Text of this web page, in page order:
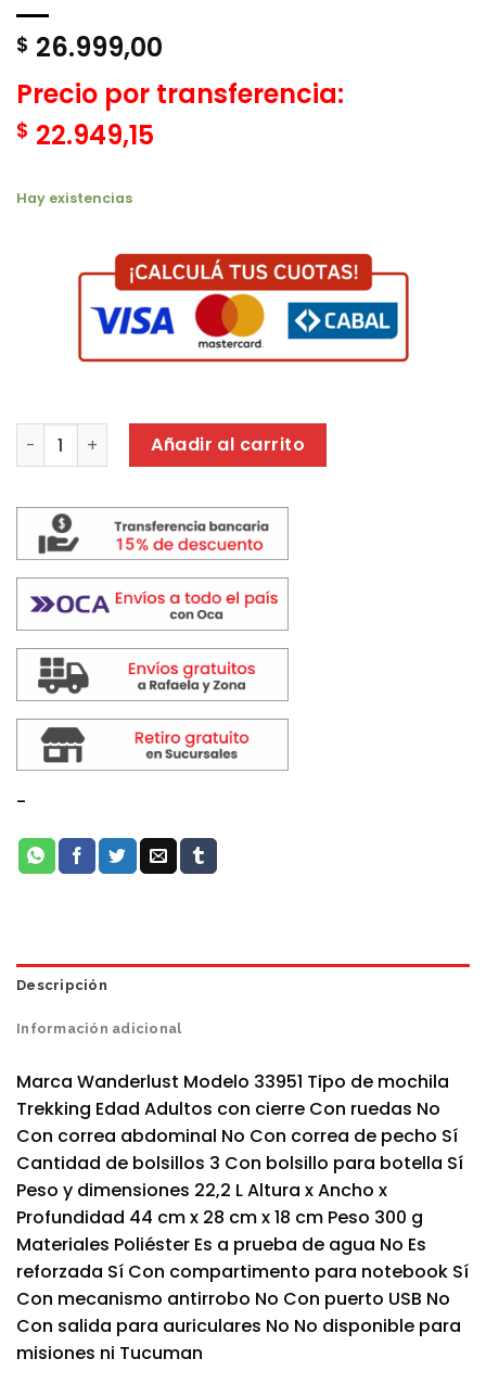
$ 26.999,00
Precio por transferencia:
$ 22.949,15
Hay existencias
MOCHILA WANDERLUST ACTIVE LIMITLESS 44X28X18
Añadir al carrito
-
Descripción
Información adicional
Marca Wanderlust Modelo 33951 Tipo de mochila
Trekking Edad Adultos con cierre Con ruedas No
Con correa abdominal No Con correa de pecho Sí
Cantidad de bolsillos 3 Con bolsillo para botella Sí
Peso y dimensiones 22,2 L Altura x Ancho x
Profundidad 44 cm x 28 cm x 18 cm Peso 300 g
Materiales Poliéster Es a prueba de agua No Es
reforzada Sí Con compartimento para notebook Sí
Con mecanismo antirrobo No Con puerto USB No
Con salida para auriculares No No disponible para
misiones ni Tucuman